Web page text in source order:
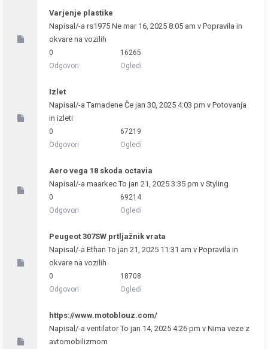
Varjenje plastike
Napisal/-a rs1975 Ne mar 16, 2025 8:05 am v Popravila in
okvare na vozilih
0
Odgovori
16265
Ogledi
Izlet
Napisal/-aTamadene Če jan 30, 2025 4:03 pm v Potovanja
in izleti
0
Odgovori
67219
Ogledi
Aero vega 18 skoda octavia
Napisal/-a maarkecTo jan 21, 2025 3:35 pm v Styling
0
Odgovori
69214
Ogledi
Peugeot 307SW prtljažnik vrata
Napisal/-a Ethan To jan 21, 2025 11:31 am v Popravila in
okvare na vozilih
0
Odgovori
18708
Ogledi
https://www.motoblouz.com/
Napisal/-a ventilatorTo jan 14, 2025 4:26 pm v Nima veze z
avtomobilizmom